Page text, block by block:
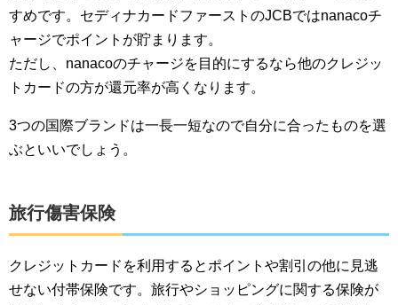
すめです。セディナカードファーストのJCBではnanacoチ
ャージでポイントが貯まります。
ただし、nanacoのチャージを目的にするなら他のクレジッ
トカードの方が還元率が高くなります。
3つの国際ブランドは一長一短なので自分に合ったものを選
ぶといいでしょう。
旅行傷害保険
クレジットカードを利用するとポイントや割引の他に見逃
せない付帯保険です。旅行やショッピングに関する保険が